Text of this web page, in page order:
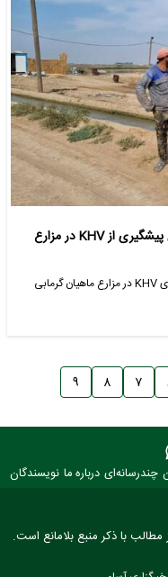
توصیه های بهداشتی دامپزشکی خوزستان برای پیشگیری از KHV در مزارع
اداره کل دامپزشکی استان جهت پیشگیری از بروز بیماری KHV در مزارع ماهیان گرمابی
۷ ۸ ۹
چندرسانه‌ای درباره ما نویسندگان
مطالب با ذکر منبع بلامانع است.